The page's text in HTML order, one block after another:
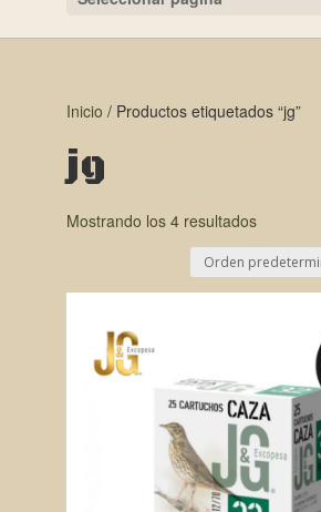
Inicio / Productos etiquetados “jg”
jg
Mostrando los 4 resultados